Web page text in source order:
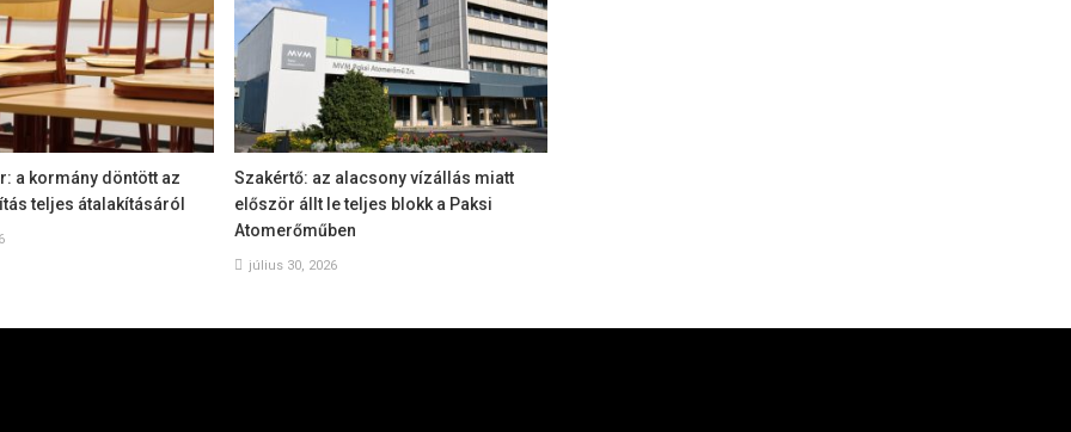
a kormány döntött az
teljes átalakításáról
Szakértő: az alacsony vízállás miatt
először állt le teljes blokk a Paksi
Atomerőműben
július 30, 2026